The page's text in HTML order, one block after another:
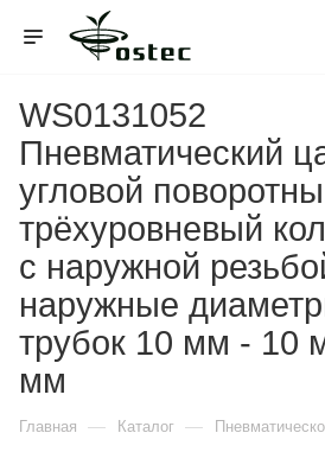
WS0131052
Пневматический
угловой
трёхуровневый
с наружной
наружные
трубок 10 мм - 10
мм
Главная — Каталог —